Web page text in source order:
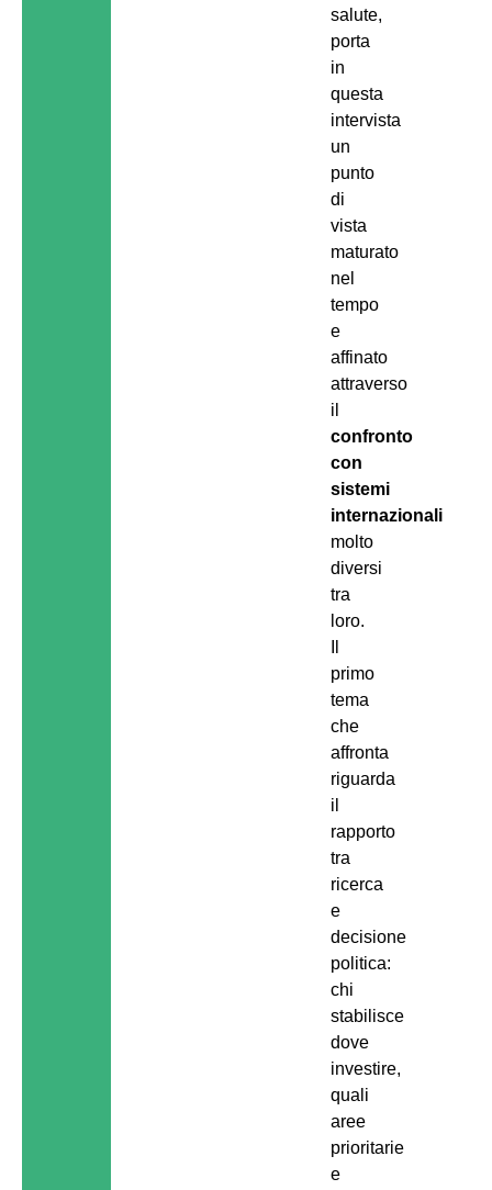
salute,
porta
in
questa
intervista
un
punto
di
vista
maturato
nel
tempo
e
affinato
attraverso
il
confronto
con
sistemi
internazionali
molto
diversi
tra
loro.
primo
tema
che
affronta
riguarda
il
rapporto
tra
ricerca
e
decisione
politica:
chi
stabilisce
dove
investire,
quali
aree
prioritarie
e